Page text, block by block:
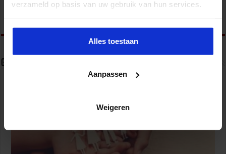
verzameld op basis van uw gebruik van hun services.
Alles toestaan
Aanpassen
Weigeren
& RO, zorg, bouw & infra en overheid.
Gerelateerde Artikelen